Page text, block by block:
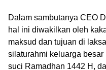
Dalam sambutanya CEO
hal ini diwakilkan oleh
maksud dan tujuan di
silaturahmi keluarga
suci Ramadhan 1442 H,